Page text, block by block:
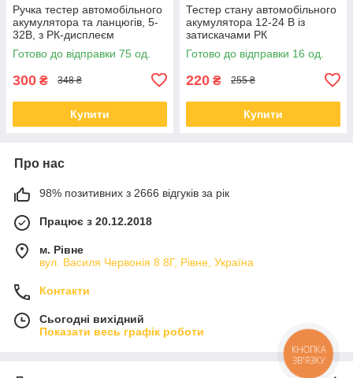
Ручка тестер автомобільного
акумулятора та ланцюгів, 5-
32В, з РК-дисплеєм
Готово до відправки 75 од.
300 ₴ 348 ₴
Купити
Тестер стану автомобільного
акумулятора 12-24 В із
затискачами РК
Готово до відправки 16 од.
220 ₴ 255 ₴
Купити
Про нас
98% позитивних з 2666 відгуків за рік
Працює з 20.12.2018
м. Рівне
вул. Василя Червонія 8 8Г, Рівне, Україна
Контакти
Сьогодні вихідний
Показати весь графік роботи
КНОПКА
ЗВ'ЯЗКУ